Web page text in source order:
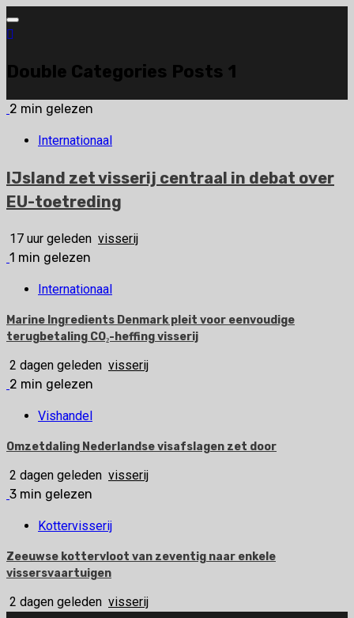
Ga
naar
inhoud
Double Categories Posts 1
2 min gelezen
Internationaal
IJsland zet visserij centraal in debat over
EU-toetreding
17 uur geleden visserij
1 min gelezen
Internationaal
Marine Ingredients Denmark pleit voor eenvoudige
terugbetaling CO₂-heffing visserij
2 dagen geleden visserij
2 min gelezen
Vishandel
Omzetdaling Nederlandse visafslagen zet door
2 dagen geleden visserij
3 min gelezen
Kottervisserij
Zeeuwse kottervloot van zeventig naar enkele
vissersvaartuigen
2 dagen geleden visserij